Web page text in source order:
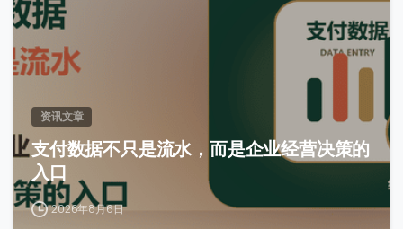
资讯文章
支付数据不只是流水，而是企业经营决策的
入口
2026年8月6日